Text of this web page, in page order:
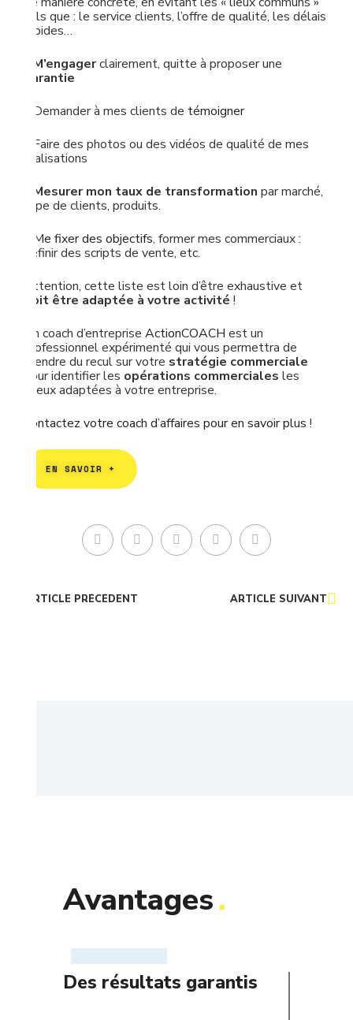
tels que : le service clients, l’offre de qualité, les délais
rapides…
M’engagerclairement, quitte à proposer une
garantie
– Demander à mes clients de témoigner
– Faire des photos ou des vidéos de qualité de mes
réalisations
Mesurer mon taux de transformation par marché,
type de clients, produits.
Me fixer des objectifs, former mes commerciaux :
définir des scripts de vente, etc.
Attention, cette liste est loin d’être exhaustive et
doit être adaptée à votre activité !
Un coach d’entreprise ActionCOACH est un
professionnel expérimenté qui vous permettra de
prendre du recul sur votre stratégie commerciale
pour identifier les opérations commerciales les
mieux adaptées à votre entreprise.
Contactez votre coach d’affaires pour en savoir plus !
EN SAVOIR +
ARTICLE PRÉCÉDENT ARTICLE SUIVANT
Avantages.
Des résultats garantis